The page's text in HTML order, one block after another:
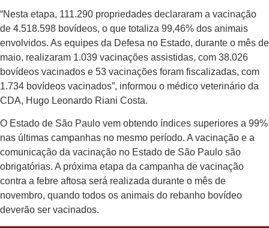
“Nesta etapa, 111.290 pro­priedades declararam a vaci­nação
de 4.518.598 bovídeos, o que totaliza 99,46% dos ani­mais
envolvidos. As equipes da Defesa no Estado, durante o mês de
maio, realizaram 1.039 vacinações assistidas, com 38.026
bovídeos vacinados e 53 vacinações foram fiscalizadas, com
1.734 bovídeos vacinados”, informou o médico veterinário da
CDA, Hugo Leonardo Riani Costa.
O Estado de São Paulo vem obtendo índices superiores a 99%
nas últimas campanhas no mesmo período. A vacinação e a
comunicação da vacinação no Estado de São Paulo são
obriga­tórias. A próxima etapa da campa­nha de vacinação
contra a febre aftosa será realizada durante o mês de
novembro, quando todos os animais do rebanho bovídeo
deverão ser vacinados.